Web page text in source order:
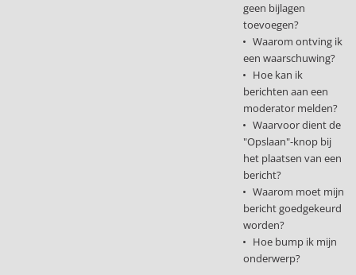
geen bijlagen
toevoegen?
Waarom ontving ik
een waarschuwing?
Hoe kan ik
berichten aan een
moderator melden?
Waarvoor dient de
"Opslaan"-knop bij
het plaatsen van een
bericht?
Waarom moet mijn
bericht goedgekeurd
worden?
Hoe bump ik mijn
onderwerp?